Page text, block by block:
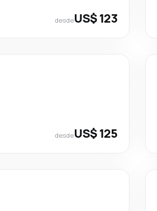
desdeUS$ 123
desdeUS$ 125